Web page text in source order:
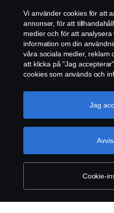
ÅTERFÖRSÄLJARE
COOKIE POLICY
COOKIE-INSTÄLLNINGAR
© Copyright Scania 2026.
900, 127 29 Stockholm,
Vi använder cookies för att
annonser, för att
medier och för att
information om din
våra sociala medier, reklam
att klicka på "Jag
cookies som används och
"Cookie-inställningar" och
acceptera. För en mer
Cookie-
Jag